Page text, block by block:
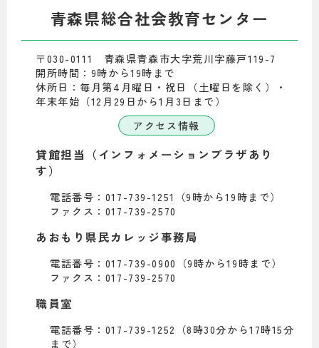
青森県総合社会教育センター
〒030-0111 青森県青森市大字荒川字藤戸119-7
開所時間：9時から19時まで
休所日：毎月第4月曜日・祝日（土曜日を除く）・
年末年始（12月29日から1月3日まで）
アクセス情報
貸館担当（インフォメーションプラザあり
す）
電話番号：017-739-1251（9時から19時まで）
ファクス：017-739-2570
あおもり県民カレッジ事務局
電話番号：017-739-0900（9時から19時まで）
ファクス：017-739-2570
職員室
電話番号：017-739-1252（8時30分から17時15分
まで）